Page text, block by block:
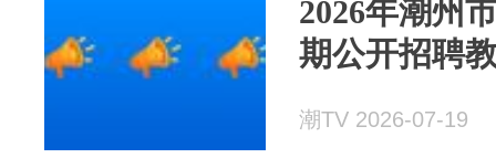
2026年潮州
期公开招聘
潮TV 2026-07-19